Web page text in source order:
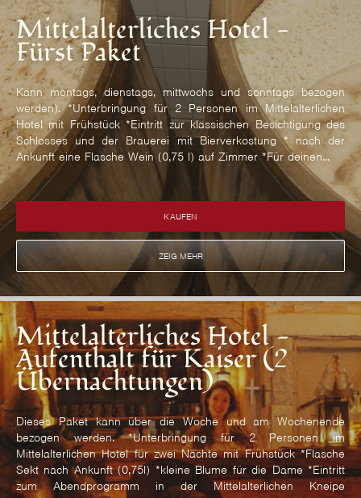
Mittelalterliches Hotel -
Fürst Paket
Kann montags, dienstags, mittwochs und sonntags bezogen
werden). *Unterbringung für 2 Personen im Mittelalterlichen
Hotel mit Frühstück *Eintritt zur klassischen Besichtigung des
Schlosses und der Brauerei mit Bierverkostung * nach der
Ankunft eine Flasche Wein (0,75 l) auf Zimmer *Für deinen...
KAUFEN
ZEIG MEHR
Mittelalterliches Hotel -
Aufenthalt für Kaiser (2
Übernachtungen)
Dieses Paket kann über die Woche und am Wochenende
bezogen werden. *Unterbringung für 2 Personen im
Mittelalterlichen Hotel für zwei Nächte mit Frühstück *Flasche
Sekt nach Ankunft (0,75l) *kleine Blume für die Dame *Eintritt
zum Abendprogramm in der Mittelalterlichen Kneipe